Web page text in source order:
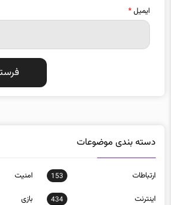
ارتباطات
اينترنت 434 بازی